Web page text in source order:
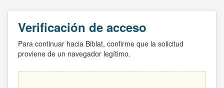
Verificación de acceso
Para continuar hacia Biblat, confirme que la solicitud
proviene de un navegador legítimo.